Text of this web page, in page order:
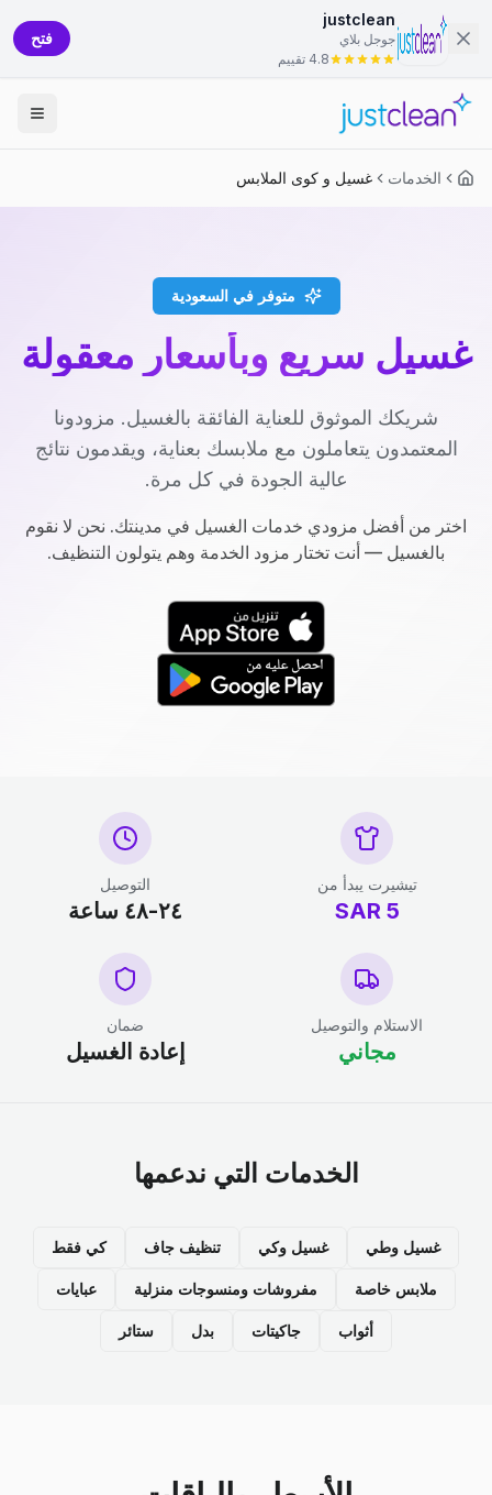
justclean
جوجل بلاي
4.8 تقييم
فتح
الخدمات غسيل و كوى الملابس
متوفر في السعودية
غسيل سريع وبأسعار معقولة
شريكك الموثوق للعناية الفائقة بالغسيل. مزودونا
المعتمدون يتعاملون مع ملابسك بعناية، ويقدمون نتائج
عالية الجودة في كل مرة.
اختر من أفضل مزودي خدمات الغسيل في مدينتك. نحن لا نقوم
بالغسيل — أنت تختار مزود الخدمة وهم يتولون التنظيف.
تيشيرت يبدأ من
5
SAR
التوصيل
٢٤-٤٨ ساعة
الاستلام والتوصيل
مجاني
ضمان
إعادة الغسيل
الخدمات التي ندعمها
غسيل وطي غسيل وكي تنظيف جاف كي فقط
ملابس خاصة مفروشات ومنسوجات منزلية عبايات
أثواب جاكيتات بدل ستائر